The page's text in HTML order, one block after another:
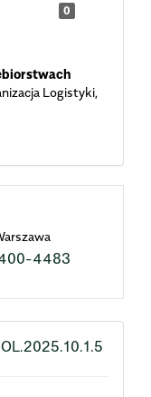
0
Logistyki,
4483